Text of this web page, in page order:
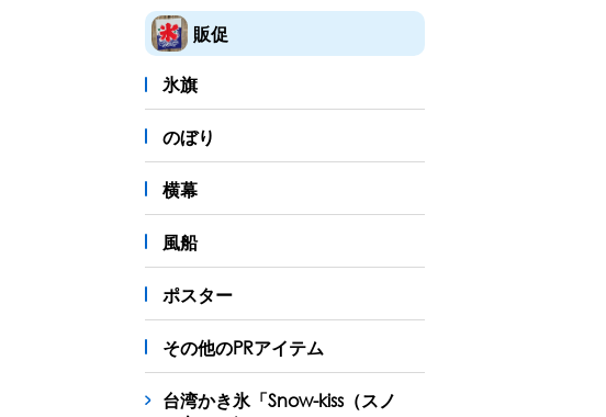
販促
氷旗
のぼり
横幕
風船
ポスター
その他のPRアイテム
台湾かき氷「Snow-kiss（スノ